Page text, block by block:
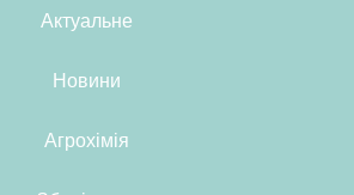
Актуальне
Новини
Агрохімія